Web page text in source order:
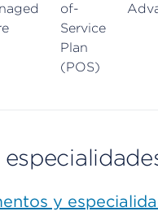
of-
Service
Plan
(POS)
y